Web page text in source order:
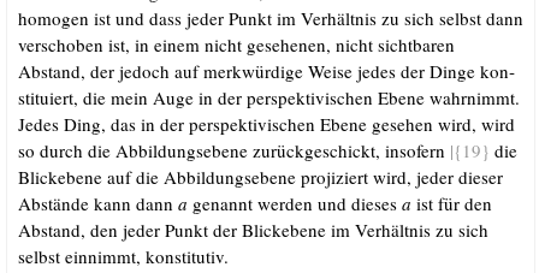
homo­gen ist und dass jeder Punkt im Ver­hält­nis zu sich selbst dann
ver­scho­ben ist, in einem nicht gese­he­nen, nicht sicht­ba­ren
Abstand, der jedoch auf merk­wür­di­ge Wei­se jedes der Din­ge kon­
sti­tu­iert, die mein Auge in der per­spek­ti­vi­schen Ebe­ne wahr­nimmt.
Jedes Ding, das in der per­spek­ti­vi­schen Ebe­ne gese­hen wird, wird
so durch die Abbil­dungs­ebe­ne zurück­ge­schickt, inso­fern |{19} die
Bli­ckebe­ne auf die Abbil­dungs­ebe­ne pro­ji­ziert wird, jeder die­ser
Abstän­de kann dann a genannt wer­den und die­ses a ist für den
Abstand, den jeder Punkt der Bli­ckebe­ne im Ver­hält­nis zu sich
selbst ein­nimmt, konstitutiv.